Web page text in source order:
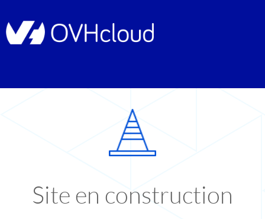
Site en construction